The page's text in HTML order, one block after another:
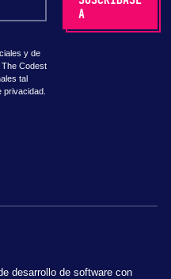
y de
Codest
tal
desarrollo de software con